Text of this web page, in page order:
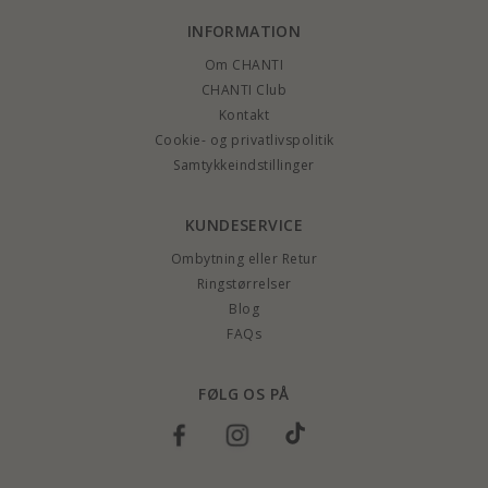
INFORMATION
Om CHANTI
CHANTI Club
Kontakt
Cookie- og privatlivspolitik
Samtykkeindstillinger
KUNDESERVICE
Ombytning eller Retur
Ringstørrelser
Blog
FAQs
FØLG OS PÅ